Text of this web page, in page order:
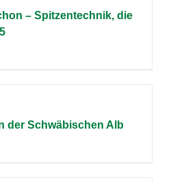
– Spitzentechnik, die
der Schwäbischen Alb